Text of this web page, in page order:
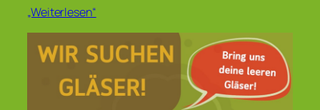
„Weiterlesen“